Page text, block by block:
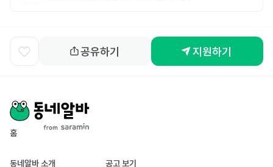
공유하기 지원하기
홈
동네알바 소개 공고 보기